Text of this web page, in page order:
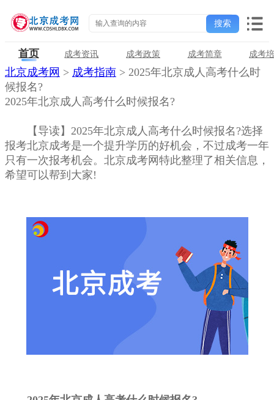
首页 成考资讯 成考政策 成考简章 成考
北京成考网 > 成考指南 > 2025年北京成人高考什么时
候报名?
2025年北京成人高考什么时候报名?
【导读】2025年北京成人高考什么时候报名?选择
报考北京成考是一个提升学历的好机会，不过成考一年
只有一次报考机会。北京成考网特此整理了相关信息，
希望可以帮到大家!